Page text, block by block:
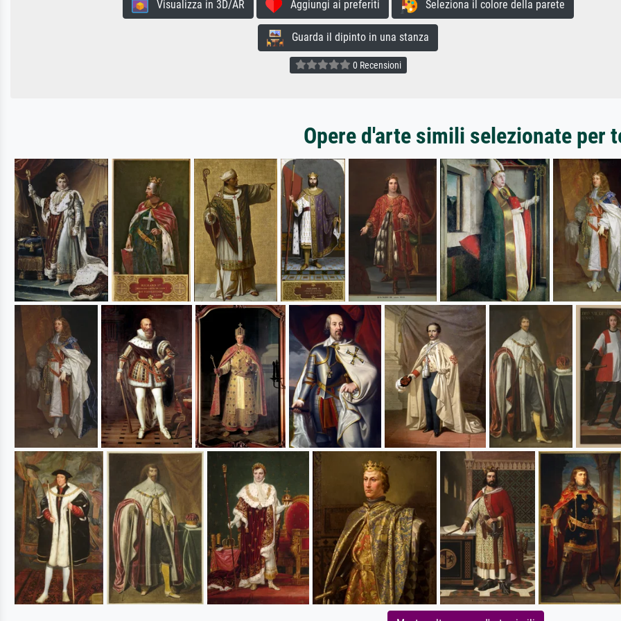
Visualizza in 3D/AR Aggiungi ai preferiti Seleziona il colore della parete
Guarda il dipinto in una stanza
0 Recensioni
Opere d'arte simili selezionate per